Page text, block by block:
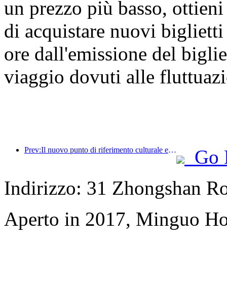
un prezzo più basso,
di acquistare nuovi biglietti
ore dall'emissione del
viaggio dovuti alle
Prev:Il nuovo punto di riferimento culturale e turistico nel subcentro di Pechino, Pinnacle Park, verrà inaugurato ufficialmente quest'anno.
Go
Indirizzo: 31 Zhongshan
Aperto in 2017, Minguo